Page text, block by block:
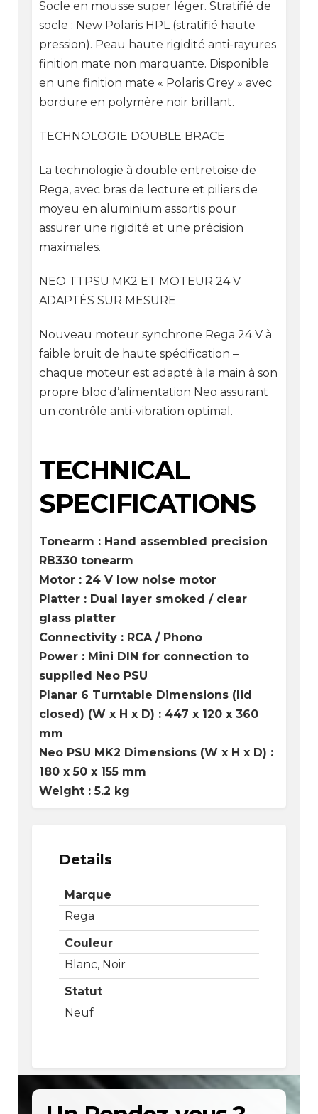
Socle en mousse super léger. Stratifié de
socle : New Polaris HPL (stratifié haute
pression). Peau haute rigidité anti-rayures
finition mate non marquante. Disponible
en une finition mate « Polaris Grey » avec
bordure en polymère noir brillant.
TECHNOLOGIE DOUBLE BRACE
La technologie à double entretoise de
Rega, avec bras de lecture et piliers de
moyeu en aluminium assortis pour
assurer une rigidité et une précision
maximales.
NEO TTPSU MK2 ET MOTEUR 24 V
ADAPTÉS SUR MESURE
Nouveau moteur synchrone Rega 24 V à
faible bruit de haute spécification –
chaque moteur est adapté à la main à son
propre bloc d’alimentation Neo assurant
un contrôle anti-vibration optimal.
TECHNICAL
SPECIFICATIONS
Tonearm : Hand assembled precision
RB330 tonearm
Motor : 24 V low noise motor
Platter : Dual layer smoked / clear
glass platter
Connectivity : RCA / Phono
Power : Mini DIN for connection to
supplied Neo PSU
Planar 6 Turntable Dimensions (lid
closed) (W x H x D) : 447 x 120 x 360
mm
Neo PSU MK2 Dimensions (W x H x D) : ​
180 x 50 x 155 mm
Weight : 5.2 kg
Details
Marque
Rega
Couleur
Blanc, Noir
Statut
Neuf